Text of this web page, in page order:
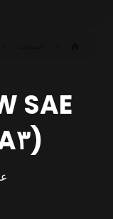
(ACEA A٣/B٤)